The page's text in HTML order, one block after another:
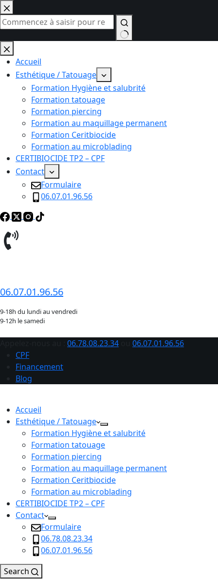
Passer
au
contenu
Aucun
résultatAccueil
Esthétique / Tatouage
Formation Hygiène et salubrité
Formation tatouage
Formation piercing
Formation au maquillage permanent
Formation Ceritbiocide
Formation au microblading
CERTIBIOCIDE TP2 – CPF
Contact
Formulaire
06.07.01.96.56
06.07.01.96.56
9-18h du lundi au vendredi
9-12h le samedi
06.78.08.23.34
06.07.01.96.56
CPF
Financement
Blog
Accueil
Esthétique / Tatouage
Formation Hygiène et salubrité
Formation tatouage
Formation piercing
Formation au maquillage permanent
Formation Ceritbiocide
Formation au microblading
CERTIBIOCIDE TP2 – CPF
Contact
Formulaire
06.78.08.23.34
06.07.01.96.56
Search